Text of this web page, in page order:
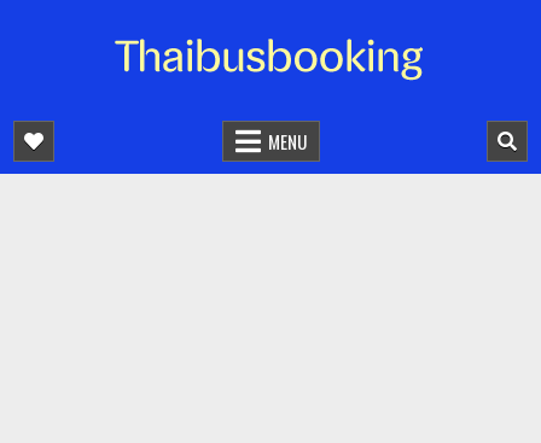
จองตั๋วรถออนไลน์ 24 ชั่วโมง
MENU